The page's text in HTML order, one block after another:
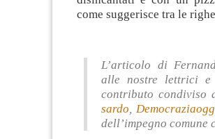
come suggerisce tra le
L’articolo di
alle nostre lettrici
contributo condiviso
sardo,
dell’impegno comune